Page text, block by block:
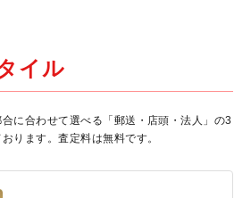
イル
に合わせて選べる「郵送・店頭・法人」の3
ります。査定料は無料です。